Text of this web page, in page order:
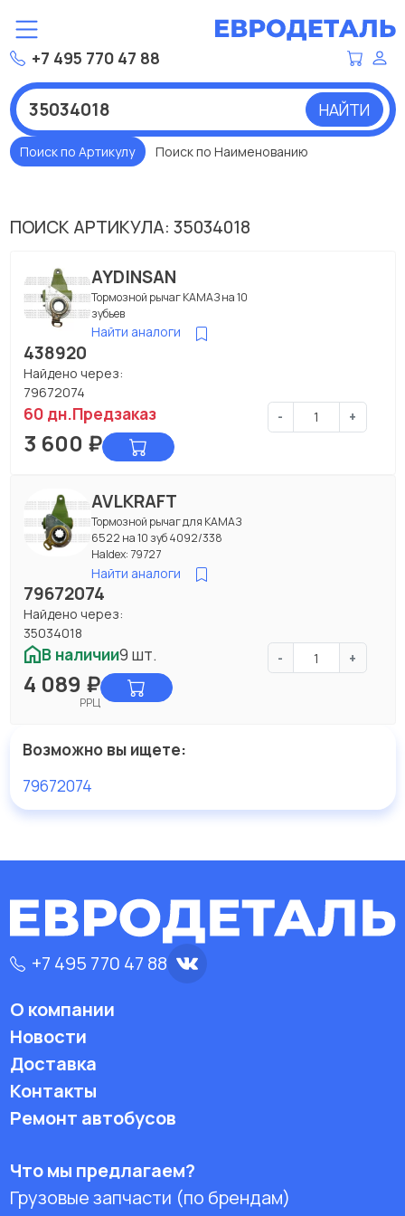
+7 495 770 47 88
НАЙТИ
Поиск по Артикулу Поиск по Наименованию
ПОИСК АРТИКУЛА: 35034018
AYDINSAN
Тормозной рычаг КАМАЗ на 10
зубьев
Найти аналоги
438920
Найдено через:
79672074
60 дн.Предзаказ - +
3 600 ₽
AVLKRAFT
Тормозной рычаг для КАМАЗ
6522 на 10 зуб 4092/338
Haldex: 79727
Найти аналоги
79672074
Найдено через:
35034018
В наличии9 шт. - +
4 089 ₽
РРЦ
Возможно вы ищете:
79672074
+7 495 770 47 88
О компании
Новости
Доставка
Контакты
Ремонт автобусов
Что мы предлагаем?
Грузовые запчасти (по брендам)